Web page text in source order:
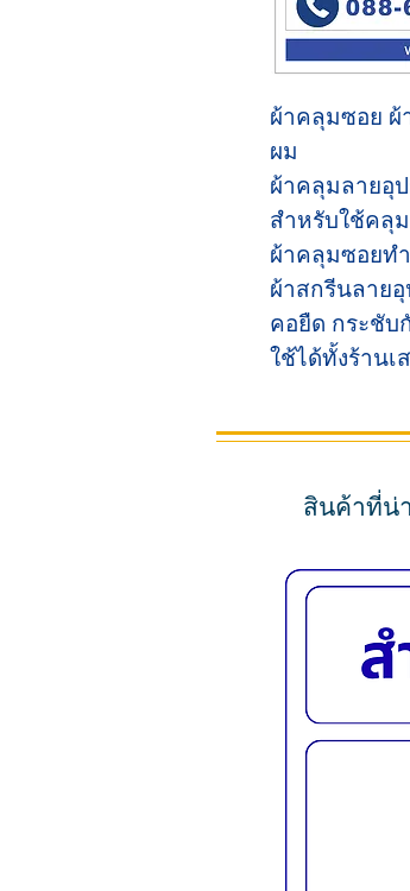
ผ้าคลุมซอย
ผม
ผ้าคลุมลายอุ
สำหรับใช้คลุ
ผ้าคลุมซอยท
ผ้าสกรีนลาย
คอยืด กระชับ
ใช้ได้ทั้งร้าน
สินค้าที่น่